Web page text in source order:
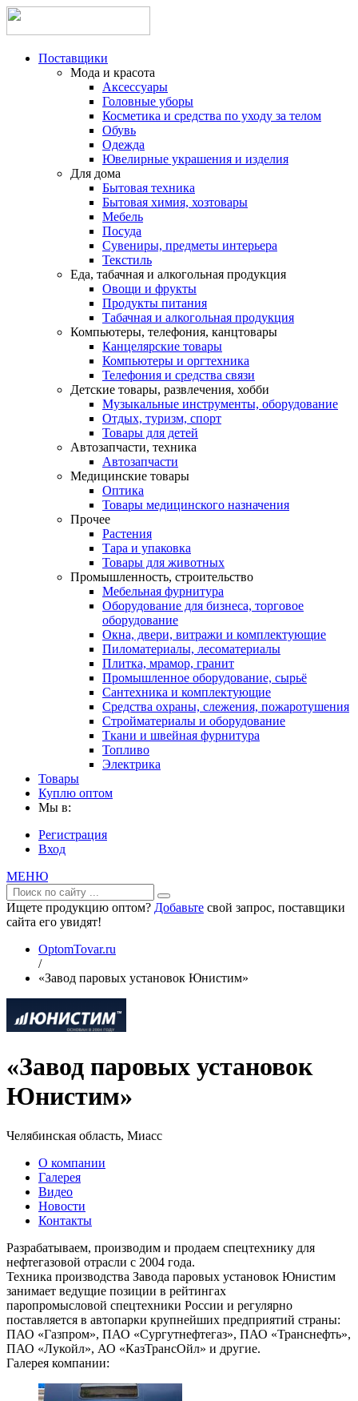
Поставщики
Мода и красота
Аксессуары
Головные уборы
Косметика и средства по уходу за телом
Обувь
Одежда
Ювелирные украшения и изделия
Для дома
Бытовая техника
Бытовая химия, хозтовары
Мебель
Посуда
Сувениры, предметы интерьера
Текстиль
Еда, табачная и алкогольная продукция
Овощи и фрукты
Продукты питания
Табачная и алкогольная продукция
Компьютеры, телефония, канцтовары
Канцелярские товары
Компьютеры и оргтехника
Телефония и средства связи
Детские товары, развлечения, хобби
Музыкальные инструменты, оборудование
Отдых, туризм, спорт
Товары для детей
Автозапчасти, техника
Автозапчасти
Медицинские товары
Оптика
Товары медицинского назначения
Прочее
Растения
Тара и упаковка
Товары для животных
Промышленность, строительство
Мебельная фурнитура
Оборудование для бизнеса, торговое
оборудование
Окна, двери, витражи и комплектующие
Пиломатериалы, лесоматериалы
Плитка, мрамор, гранит
Промышленное оборудование, сырьё
Сантехника и комплектующие
Средства охраны, слежения, пожаротушения
Стройматериалы и оборудование
Ткани и швейная фурнитура
Топливо
Электрика
Товары
Куплю оптом
Мы в:
Регистрация
Вход
МЕНЮ
Ищете продукцию оптом? Добавьте свой запрос, поставщики
сайта его увидят!
OptomTovar.ru
/
«Завод паровых установок Юнистим»
«Завод паровых установок
Юнистим»
Челябинская область, Миасс
О компании
Галерея
Видео
Новости
Контакты
Разрабатываем, производим и продаем спецтехнику для
нефтегазовой отрасли с 2004 года.
Техника производства Завода паровых установок Юнистим
занимает ведущие позиции в рейтингах
паропромысловой спецтехники России и регулярно
поставляется в автопарки крупнейших предприятий страны:
ПАО «Газпром», ПАО «Сургутнефтегаз», ПАО «Транснефть»,
ПАО «Лукойл», АО «КазТрансОйл» и другие.
Галерея компании: